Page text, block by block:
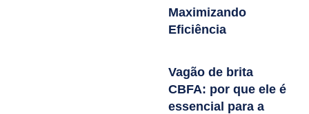
Maximizando
Eficiência
Vagão de brita
CBFA: por que ele é
essencial para a